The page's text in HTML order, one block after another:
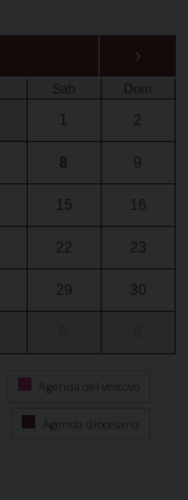
›
Sab Dom
1 2
8 9
15 16
22 23
29 30
Agenda del vescovo
Agenda diocesana